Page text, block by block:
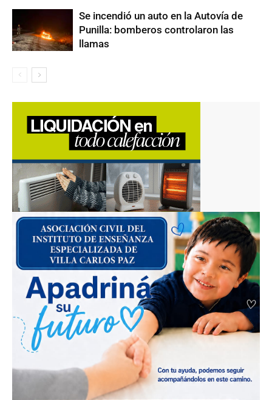
Se incendió un auto en la Autovía de
Punilla: bomberos controlaron las
llamas